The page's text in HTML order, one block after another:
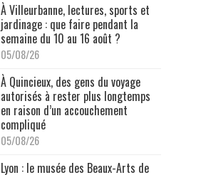
À Villeurbanne, lectures, sports et
jardinage : que faire pendant la
semaine du 10 au 16 août ?
05/08/26
À Quincieux, des gens du voyage
autorisés à rester plus longtemps
en raison d’un accouchement
compliqué
05/08/26
Lyon : le musée des Beaux-Arts de